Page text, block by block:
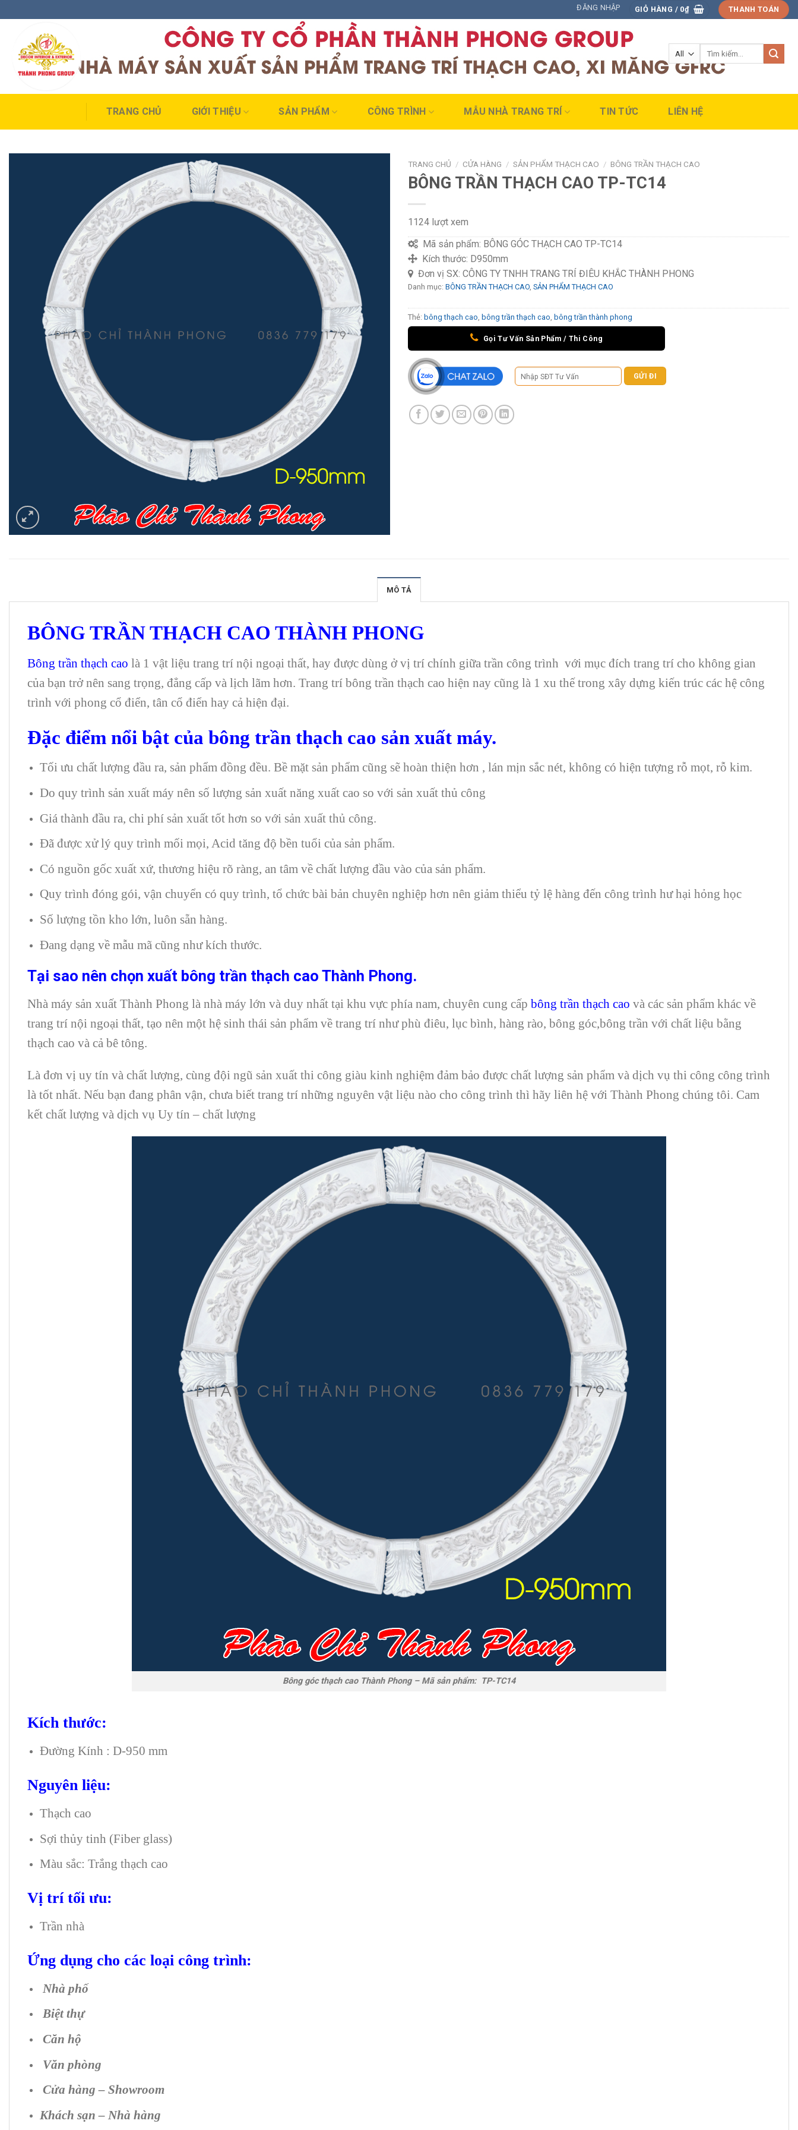
to
ĐĂNG NHẬP GIỎ HÀNG / 0₫ THANH TOÁN
TRANG CHỦ GIỚI THIỆU SẢN PHẨM CÔNG TRÌNH MẪU NHÀ TRANG TRÍ TIN TỨC LIÊN HỆ
TRANG CHỦ / CỬA HÀNG / SẢN PHẨM THẠCH CAO / BÔNG TRẦN THẠCH CAO
BÔNG TRẦN THẠCH CAO TP-TC14
1124 lượt xem
Mã sản phẩm: BÔNG GÓC THẠCH CAO TP-TC14
Kích thước: D950mm
Đơn vị SX: CÔNG TY TNHH TRANG TRÍ ĐIÊU KHẮC THÀNH PHONG
Danh mục: BÔNG TRẦN THẠCH CAO SẢN PHẨM THẠCH CAO
Thẻ: bông thạch cao bông trần thạch cao bông trần thành phong
Gọi Tư Vấn Sản Phẩm / Thi Công
MÔ TẢ
BÔNG TRẦN THẠCH CAO THÀNH PHONG
Bông trần thạch cao là 1 vật liệu trang trí nội ngoại thất, hay được dùng ở vị trí chính giữa trần công trình với mục đích trang trí cho không gian
của bạn trở nên sang trọng, đẳng cấp và lịch lãm hơn. Trang trí bông trần thạch cao hiện nay cũng là 1 xu thế trong xây dựng kiến trúc các hệ công
trình với phong cổ điển, tân cổ điển hay cả hiện đại.
Đặc điểm nổi bật của bông trần thạch cao sản xuất máy.
Tối ưu chất lượng đầu ra, sản phẩm đồng đều. Bề mặt sản phẩm cũng sẽ hoàn thiện hơn , lán mịn sắc nét, không có hiện tượng rỗ mọt, rỗ kim.
Do quy trình sản xuất máy nên số lượng sản xuất năng xuất cao so với sản xuất thủ công
Giá thành đầu ra, chi phí sản xuất tốt hơn so với sản xuất thủ công.
Đã được xử lý quy trình mối mọi, Acid tăng độ bền tuổi của sản phẩm.
Có nguồn gốc xuất xứ, thương hiệu rõ ràng, an tâm về chất lượng đầu vào của sản phẩm.
Quy trình đóng gói, vận chuyển có quy trình, tổ chức bài bản chuyên nghiệp hơn nên giảm thiểu tỷ lệ hàng đến công trình hư hại hỏng học
Số lượng tồn kho lớn, luôn sẵn hàng.
Đang dạng về mẫu mã cũng như kích thước.
Tại sao nên chọn xuất bông trần thạch cao Thành Phong.
Nhà máy sản xuất Thành Phong là nhà máy lớn và duy nhất tại khu vực phía nam, chuyên cung cấp bông trần thạch cao và các sản phẩm khác về
trang trí nội ngoại thất, tạo nên một hệ sinh thái sản phẩm về trang trí như phù điêu, lục bình, hàng rào, bông góc,bông trần với chất liệu bằng
thạch cao và cả bê tông.
Là đơn vị uy tín và chất lượng, cùng đội ngũ sản xuất thi công giàu kinh nghiệm đảm bảo được chất lượng sản phẩm và dịch vụ thi công công trình
là tốt nhất. Nếu bạn đang phân vận, chưa biết trang trí những nguyên vật liệu nào cho công trình thì hãy liên hệ với Thành Phong chúng tôi. Cam
kết chất lượng và dịch vụ Uy tín – chất lượng
Bông góc thạch cao Thành Phong – Mã sản phẩm: TP-TC14
Kích thước:
Đường Kính : D-950 mm
Nguyên liệu:
Thạch cao
Sợi thủy tinh (Fiber glass)
Màu sắc: Trắng thạch cao
Vị trí tối ưu:
Trần nhà
Ứng dụng cho các loại công trình:
Nhà phố
Biệt thự
Căn hộ
Văn phòng
Cửa hàng – Showroom
Khách sạn – Nhà hàng